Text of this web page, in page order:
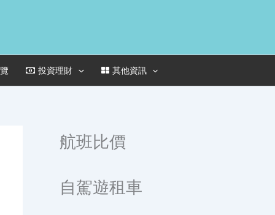
投資理財 其他資訊
航班比價
自駕遊租車